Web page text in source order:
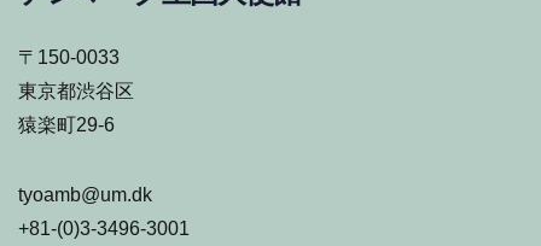
〒150-0033
東京都渋谷区
猿楽町29-6
tyoamb@um.dk
+81-(0)3-3496-3001